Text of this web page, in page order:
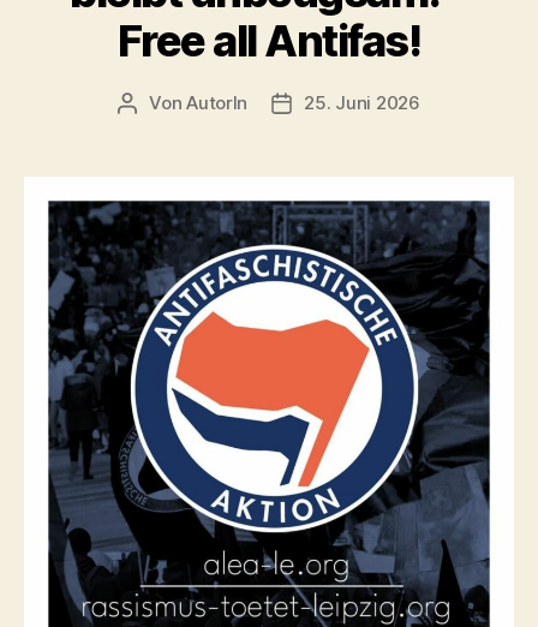
Free all Antifas!
Beitragsautor
VonAutorIn Veröffentlichungsdatum
25. Juni 2026